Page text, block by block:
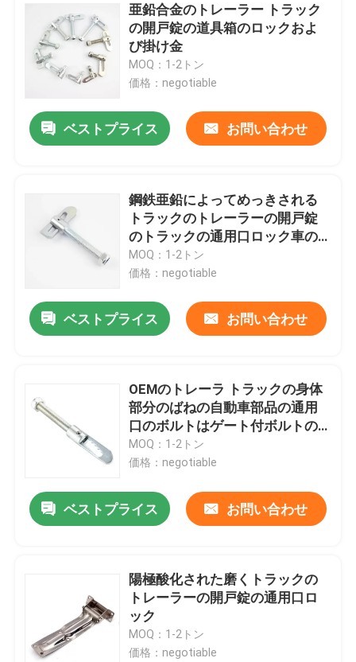
亜鉛合金のトレーラー トラック
の開戸錠の道具箱のロックおよ
び掛け金
MOQ：1-2トン
価格：negotiable
ベストプライス お問い合わせ
鋼鉄亜鉛によってめっきされる
トラックのトレーラーの開戸錠
のトラックの通用口ロック車の
予備品
MOQ：1-2トン
価格：negotiable
ベストプライス お問い合わせ
OEMのトレーラ トラックの身体
部分のばねの自動車部品の通用
口のボルトはゲート付ボルトの
掛け金を降ろす
MOQ：1-2トン
価格：negotiable
ベストプライス お問い合わせ
陽極酸化された磨くトラックの
トレーラーの開戸錠の通用口ロ
ック
MOQ：1-2トン
価格：negotiable